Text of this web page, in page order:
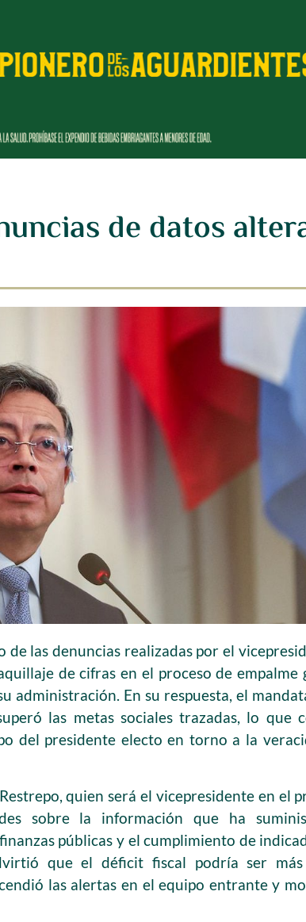
de datos
las denuncias realizadas por el
de cifras en el proceso de
administración. En su respuesta, el
las metas sociales trazadas, lo que
del presidente electo en torno a la
quien será el vicepresidente en el
sobre la información que ha
públicas y el cumplimiento de
que el déficit fiscal podría ser
las alertas en el equipo entrante y